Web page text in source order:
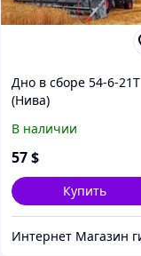
Дно в сборе 54-6-21Т
(Нива)
В наличии
57 $
Купить